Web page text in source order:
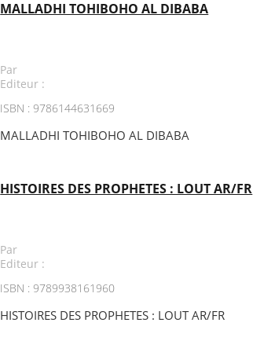
MALLADHI TOHIBOHO AL DIBABA
Par
Editeur :
ISBN : 9786144631669
MALLADHI TOHIBOHO AL DIBABA
HISTOIRES DES PROPHETES : LOUT AR/FR
Par
Editeur :
ISBN : 9789938161960
HISTOIRES DES PROPHETES : LOUT AR/FR